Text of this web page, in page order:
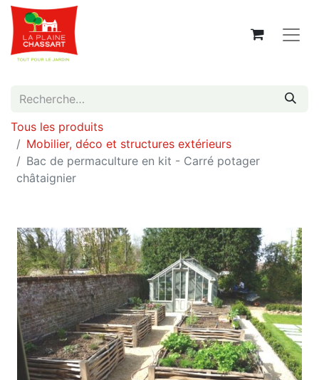
Tous les produits
Mobilier, déco et structures extérieurs
Bac de permaculture en kit - Carré potager
châtaignier